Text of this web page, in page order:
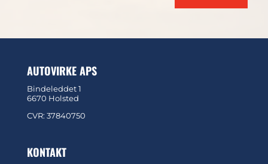
AUTOVIRKE APS
Bindeleddet 1
6670 Holsted
CVR: 37840750
KONTAKT